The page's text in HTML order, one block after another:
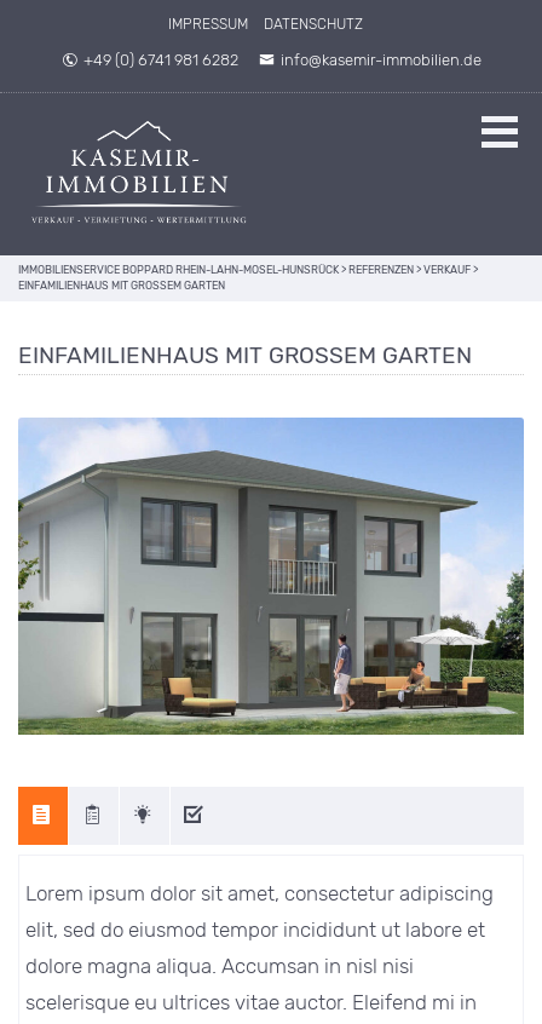
IMPRESSUM DATENSCHUTZ
+49 (0) 6741 981 6282 info@kasemir-immobilien.de
IMMOBILIENSERVICE BOPPARD RHEIN-LAHN-MOSEL-HUNSRÜCK > REFERENZEN > VERKAUF >
EINFAMILIENHAUS MIT GROSSEM GARTEN
EINFAMILIENHAUS MIT GROSSEM GARTEN
Lorem ipsum dolor sit amet, consectetur adipiscing
elit, sed do eiusmod tempor incididunt ut labore et
dolore magna aliqua. Accumsan in nisl nisi
scelerisque eu ultrices vitae auctor. Eleifend mi in